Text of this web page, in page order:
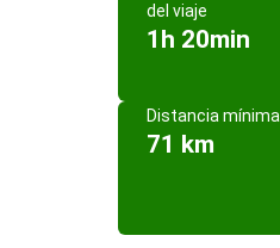
del viaje
1h 20min
Distancia mínima
71 km